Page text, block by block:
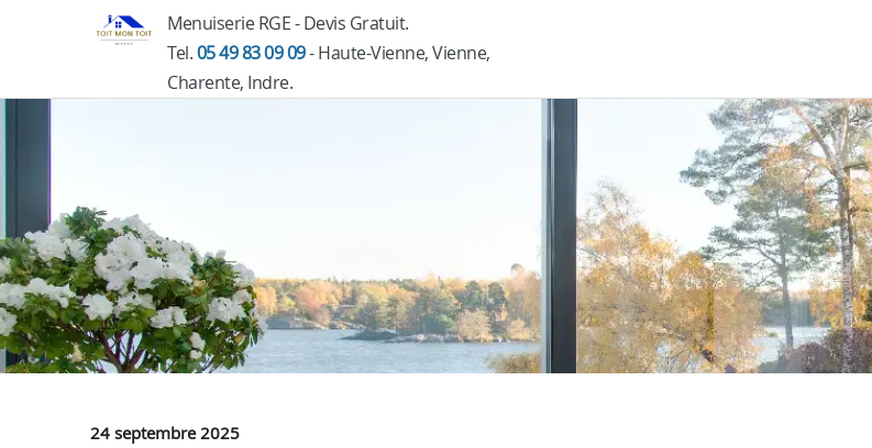
Menuiserie RGE - Devis Gratuit.
Tel.05 49 83 09 09- Haute-Vienne, Vienne,
Charente, Indre.
24 septembre 2025